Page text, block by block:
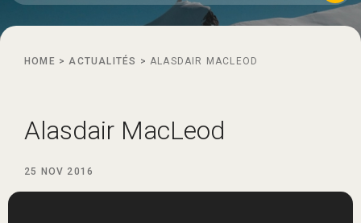
HOME >ACTUALITÉS >ALASDAIR MACLEOD
Alasdair MacLeod
25 NOV 2016